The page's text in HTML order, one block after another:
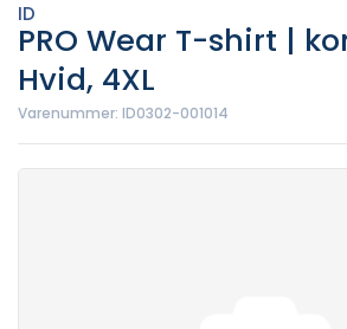
ID
PRO Wear T-shirt |
Hvid, 4XL
Varenummer: ID0302-001014